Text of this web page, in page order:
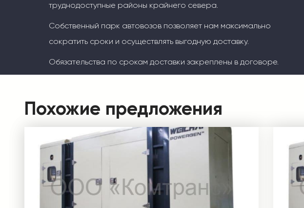
труднодоступные районы крайнего севера.
Собственный парк автовозов позволяет нам максимально
сократить сроки и осуществлять выгодную доставку.
Обязательства по срокам доставки закреплены в договоре.
Похожие предложения